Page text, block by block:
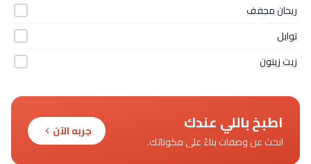
ريحان مجفف
توابل
زيت زيتون
اطبخ باللي عندك
ابحث عن وصفات بناءً على مكوناتك.
جربه الآن